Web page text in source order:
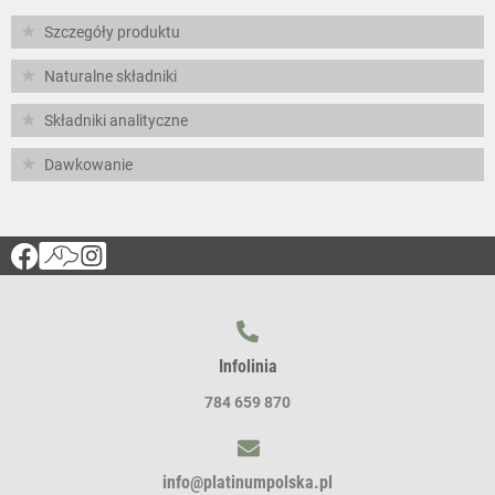
Szczegóły produktu
Naturalne składniki
Składniki analityczne
Dawkowanie
Infolinia
784 659 870
info@platinumpolska.pl